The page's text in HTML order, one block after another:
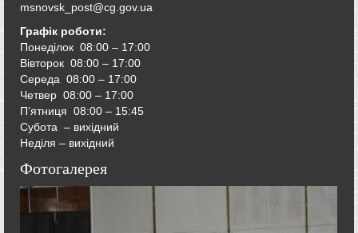
msnovsk_post@cg.gov.ua
Графік роботи:
Понеділок 08:00 – 17:00
Вівторок 08:00 – 17:00
Середа 08:00 – 17:00
Четвер 08:00 – 17:00
П’ятниця 08:00 – 15:45
Субота – вихідний
Неділя – вихідний
Фотогалерея